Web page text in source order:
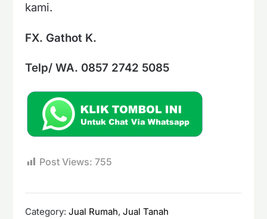
kami.
FX. Gathot K.
Telp/ WA. 0857 2742 5085
Post Views: 755
Category:Jual Rumah,Jual Tanah